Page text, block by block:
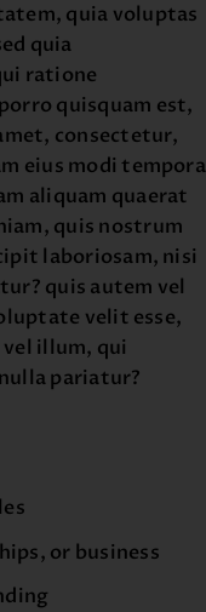
quia voluptas
quia
ratione
quisquam est,
consectetur,
eius modi tempora
aliquam quaerat
quis nostrum
laboriosam, nisi
quis autem vel
velit esse,
illum, qui
pariatur?
or business